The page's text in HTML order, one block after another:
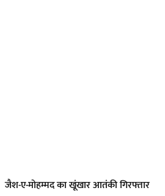
जैश-ए-मोहम्मद का खूंखार आतंकी गिरफ्तार